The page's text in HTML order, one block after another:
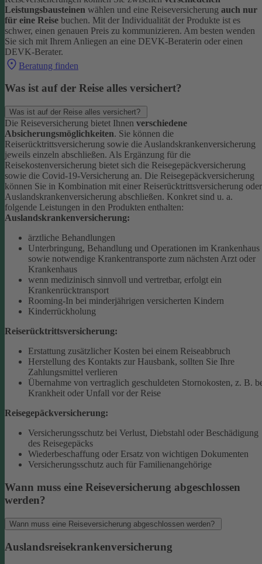
Leistungsbausteinen wählen und eine Reiseversicherung auch nur
für eine Reise buchen. Mit der Individualität der Produkte ist es
schwer, einen genauen Preis zu kommunizieren. Am besten wenden
Sie sich mit Ihrem Anliegen an eine DEVK-Beraterin oder einen
DEVK-Berater.
Beratung finden
Was ist auf der Reise alles versichert?
Was ist auf der Reise alles versichert?
Die Reiseversicherung bietet Ihnen verschiedene
Absicherungsmöglichkeiten. Sie können die
Reiserücktrittsversicherung sowie die Auslandskrankenversicherung
jeweils einzeln abschließen. Als Ergänzung für die
Reisekostenversicherung bietet sich die Reisegepäckversicherung
sowie die Covid-19-Versicherung an. Die Reisegepäckversicherung
können Sie in Kombination mit einer Reiserücktrittsversicherung oder
Auslandskrankenversicherung abschließen. Konkret sind u. a.
folgende Leistungen in den Produkten enthalten:
Auslandskrankenversicherung:
ärztliche Behandlungen
Unterbringung, Behandlung und Operationen im Krankenhaus
sowie notwendige Krankentransporte zum nächsten Arzt oder
Krankenhaus
wenn medizinisch sinnvoll und vertretbar, erfolgt ein
Krankenrücktransport
Rooming-In bei minderjährigen versicherten Kindern
Kinderrückholung
Reiserücktrittsversicherung:
Erstattung zusätzlicher Kosten bei einem Reiseabbruch
Herstellung des Kontakts zur Hausbank, sollten Sie Ihre
Zahlungsmittel verlieren
Übernahme von vertraglich geschuldeten Stornokosten, z. B.
Krankheit oder Unfall vor der Reise
Reisegepäckversicherung:
Versicherungsschutz bei Verlust, Diebstahl oder Beschädigung
des Reisegepäcks
Wiederbeschaffung oder Ersatz von wichtigen Dokumenten
Versicherungsschutz auch für Familienangehörige
Wann muss eine Reiseversicherung abgeschlossen
werden?
Wann muss eine Reiseversicherung abgeschlossen werden?
Auslandsreisekrankenversicherung